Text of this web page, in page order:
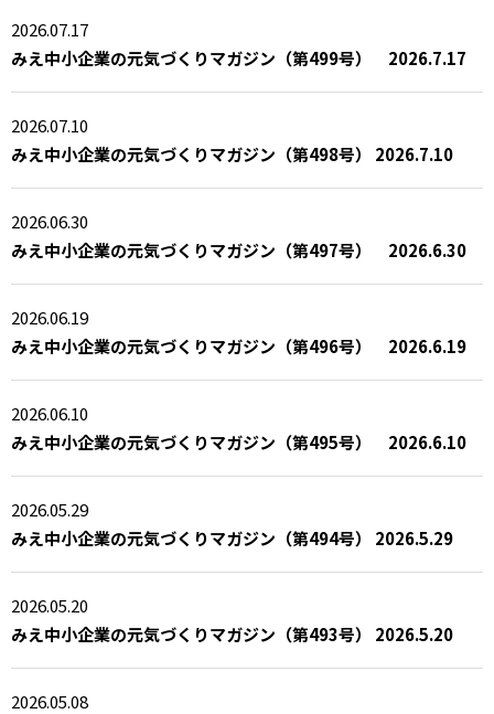
2026.07.17
みえ中小企業の元気づくりマガジン（第499号） 2026.7.17
2026.07.10
みえ中小企業の元気づくりマガジン（第498号） 2026.7.10
2026.06.30
みえ中小企業の元気づくりマガジン（第497号） 2026.6.30
2026.06.19
みえ中小企業の元気づくりマガジン（第496号） 2026.6.19
2026.06.10
みえ中小企業の元気づくりマガジン（第495号） 2026.6.10
2026.05.29
みえ中小企業の元気づくりマガジン（第494号） 2026.5.29
2026.05.20
みえ中小企業の元気づくりマガジン（第493号） 2026.5.20
2026.05.08